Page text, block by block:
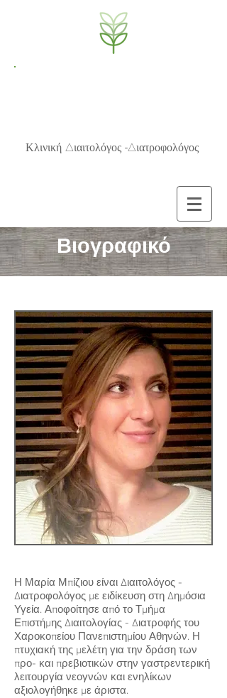
Κλινική Διαιτολόγος -Διατροφολόγος
Η Μαρία Μπίζιου είναι Διαιτολόγος -
Διατροφολόγος με ειδίκευση στη Δημόσια
Υγεία. Αποφοίτησε από το Τμήμα
Επιστήμης Διαιτολογίας - Διατροφής του
Χαροκοπείου Πανεπιστημίου Αθηνών. Η
πτυχιακή της μελέτη για την δράση των
προ- και πρεβιοτικών στην γαστρεντερική
λειτουργία νεογνών και ενηλίκων
αξιολογήθηκε με άριστα.
Βιογραφικό